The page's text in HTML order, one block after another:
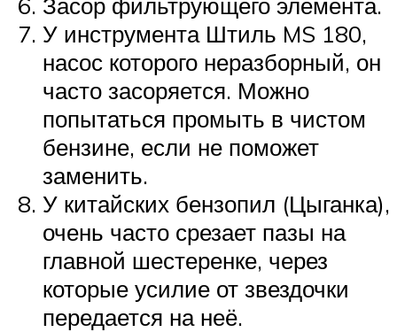
У инструмента Штиль MS 180,
насос которого неразборный, он
часто засоряется. Можно
попытаться промыть в чистом
бензине, если не поможет
заменить.
У китайских бензопил (Цыганка),
очень часто срезает пазы на
главной шестеренке, через
которые усилие от звездочки
передается на неё.